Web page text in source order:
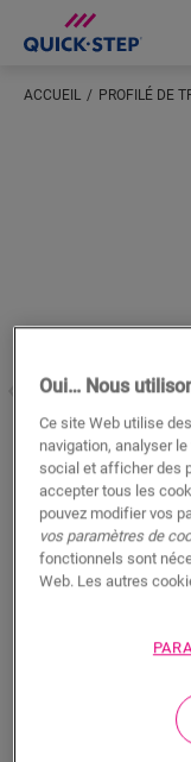
ACCUEIL PROFILÉ DE
Profilé de
ACCESSOIRES POUR
Oui… Nous
Ce site Web utilise
navigation, analyser
social et afficher des
accepter tous les
pouvez modifier vos
vos paramètres de
fonctionnels sont
Web. Les autres